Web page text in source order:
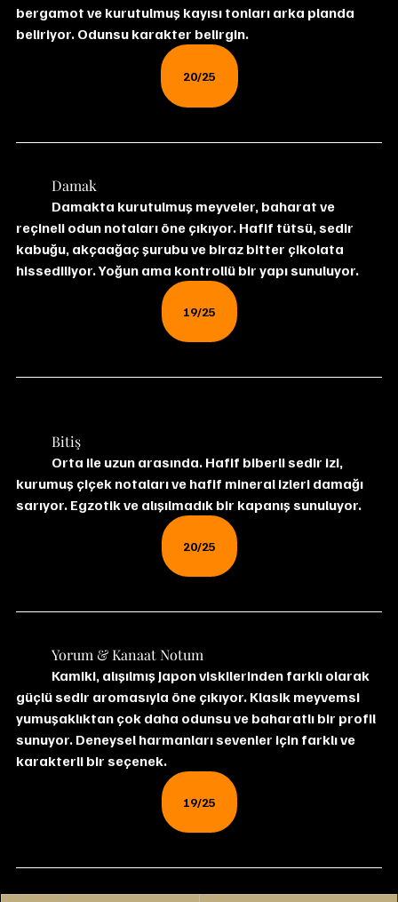
bergamot ve kurutulmuş kayısı tonları arka planda
beliriyor. Odunsu karakter belirgin.
20/25
	Damak
reçineli odun notaları öne çıkıyor. Hafif tütsü, sedir
kabuğu, akçaağaç şurubu ve biraz bitter çikolata
hissediliyor. Yoğun ama kontrollü bir yapı sunuluyor.
19/25
	Bitiş
kurumuş çiçek notaları ve hafif mineral izleri damağı
sarıyor. Egzotik ve alışılmadık bir kapanış sunuluyor.
20/25
	Yorum & Kanaat Notum
güçlü sedir aromasıyla öne çıkıyor. Klasik meyvemsi
yumuşaklıktan çok daha odunsu ve baharatlı bir profil
sunuyor. Deneysel harmanları sevenler için farklı ve
karakterli bir seçenek.
19/25